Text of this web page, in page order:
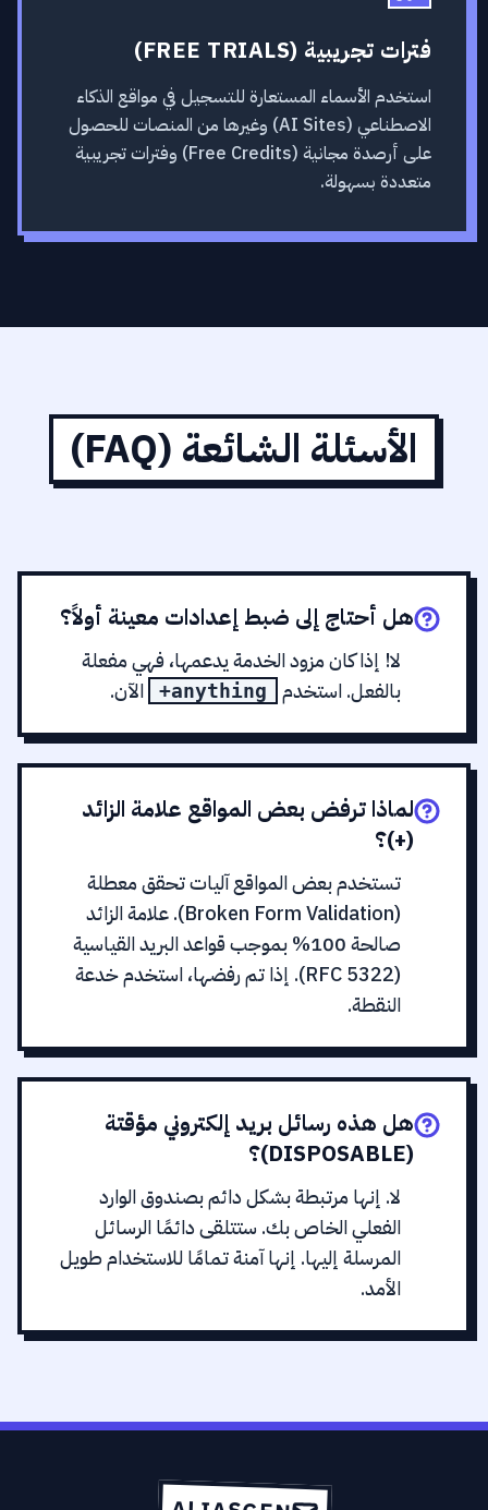
فترات تجريبية (FREE TRIALS)
استخدم الأسماء المستعارة للتسجيل في مواقع الذكاء
الاصطناعي (AI Sites) وغيرها من المنصات للحصول
على أرصدة مجانية (Free Credits) وفترات تجريبية
متعددة بسهولة.
الأسئلة الشائعة (FAQ)
هل أحتاج إلى ضبط إعدادات معينة أولاً؟
لا! إذا كان مزود الخدمة يدعمها، فهي مفعلة
بالفعل. استخدم
+anything الآن.
لماذا ترفض بعض المواقع علامة الزائد
(+)؟
تستخدم بعض المواقع آليات تحقق معطلة
(Broken Form Validation). علامة الزائد
صالحة 100% بموجب قواعد البريد القياسية
(RFC 5322). إذا تم رفضها، استخدم خدعة
النقطة.
هل هذه رسائل بريد إلكتروني مؤقتة
(DISPOSABLE)؟
لا. إنها مرتبطة بشكل دائم بصندوق الوارد
الفعلي الخاص بك. ستتلقى دائمًا الرسائل
المرسلة إليها. إنها آمنة تمامًا للاستخدام طويل
الأمد.